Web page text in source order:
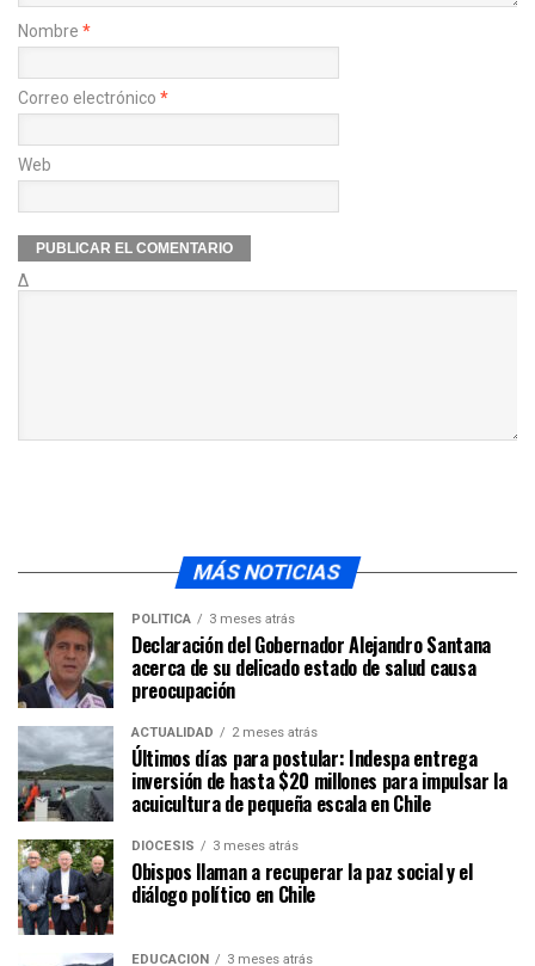
Nombre *
Correo electrónico *
Web
Δ
MÁS NOTICIAS
POLÍTICA 3 meses atrás
Declaración del Gobernador Alejandro Santana
acerca de su delicado estado de salud causa
preocupación
ACTUALIDAD 2 meses atrás
Últimos días para postular: Indespa entrega
inversión de hasta $20 millones para impulsar la
acuicultura de pequeña escala en Chile
DIÓCESIS 3 meses atrás
Obispos llaman a recuperar la paz social y el
diálogo político en Chile
EDUCACIÓN 3 meses atrás